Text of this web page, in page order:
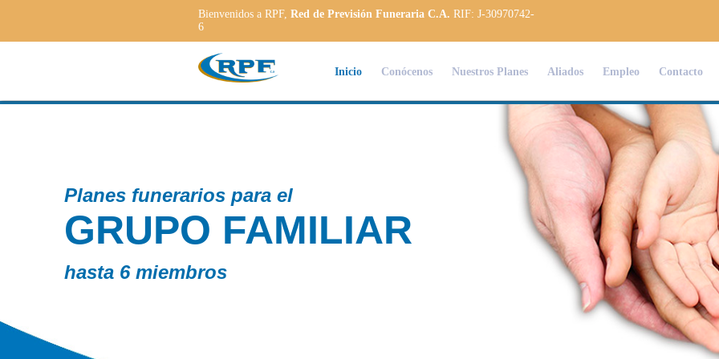
Bienvenidos a RPF, Red de Previsión Funeraria C.A. RIF: J-30970742-
6
Inicio Conócenos Nuestros Planes Aliados Empleo Contacto
para el
FAMILIAR